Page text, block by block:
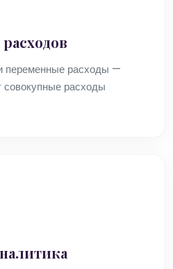
переменные расходы —
совокупные расходы